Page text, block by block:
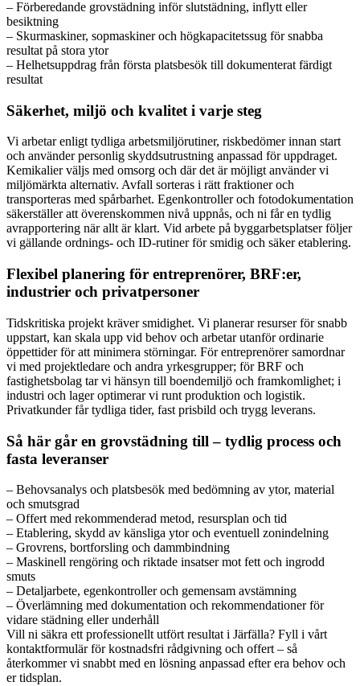
– Förberedande grovstädning inför slutstädning, inflytt eller
besiktning
– Skurmaskiner, sopmaskiner och högkapacitetssug för snabba
resultat på stora ytor
– Helhetsuppdrag från första platsbesök till dokumenterat färdigt
resultat
Säkerhet, miljö och kvalitet i varje steg
Vi arbetar enligt tydliga arbetsmiljörutiner, riskbedömer innan start
och använder personlig skyddsutrustning anpassad för uppdraget.
Kemikalier väljs med omsorg och där det är möjligt använder vi
miljömärkta alternativ. Avfall sorteras i rätt fraktioner och
transporteras med spårbarhet. Egenkontroller och fotodokumentation
säkerställer att överenskommen nivå uppnås, och ni får en tydlig
avrapportering när allt är klart. Vid arbete på byggarbetsplatser följer
vi gällande ordnings- och ID-rutiner för smidig och säker etablering.
Flexibel planering för entreprenörer, BRF:er,
industrier och privatpersoner
Tidskritiska projekt kräver smidighet. Vi planerar resurser för snabb
uppstart, kan skala upp vid behov och arbetar utanför ordinarie
öppettider för att minimera störningar. För entreprenörer samordnar
vi med projektledare och andra yrkesgrupper; för BRF och
fastighetsbolag tar vi hänsyn till boendemiljö och framkomlighet; i
industri och lager optimerar vi runt produktion och logistik.
Privatkunder får tydliga tider, fast prisbild och trygg leverans.
Så här går en grovstädning till – tydlig process och
fasta leveranser
– Behovsanalys och platsbesök med bedömning av ytor, material
och smutsgrad
– Offert med rekommenderad metod, resursplan och tid
– Etablering, skydd av känsliga ytor och eventuell zonindelning
– Grovrens, bortforsling och dammbindning
– Maskinell rengöring och riktade insatser mot fett och ingrodd
smuts
– Detaljarbete, egenkontroller och gemensam avstämning
– Överlämning med dokumentation och rekommendationer för
vidare städning eller underhåll
Vill ni säkra ett professionellt utfört resultat i Järfälla? Fyll i vårt
kontaktformulär för kostnadsfri rådgivning och offert – så
återkommer vi snabbt med en lösning anpassad efter era behov och
er tidsplan.